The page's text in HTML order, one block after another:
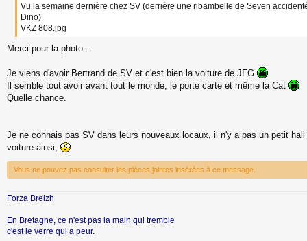
Vu la semaine dernière chez SV (derrière une ribambelle de Seven
Dino)
VKZ 808.jpg
Merci pour la photo ...
Je viens d'avoir Bertrand de SV et c'est bien la voiture de JFG
Il semble tout avoir avant tout le monde, le porte carte et même la Cat
Quelle chance.
Je ne connais pas SV dans leurs nouveaux locaux, il n'y a pas un petit hall
voiture ainsi,
Vous ne pouvez pas consulter les pièces jointes insérées à ce message.
Forza Breizh
En Bretagne, ce n'est pas la main qui tremble
c'est le verre qui a peur.